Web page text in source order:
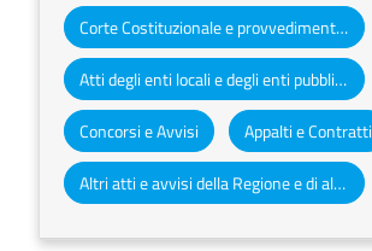
Corte Costituzionale e provvedimenti organi giurisdizionali
Atti degli enti locali e degli enti pubblici e privati
Concorsi e Avvisi Appalti e Contratti
Altri atti e avvisi della Regione e di altri enti pubblici che interessano la collettività regionale